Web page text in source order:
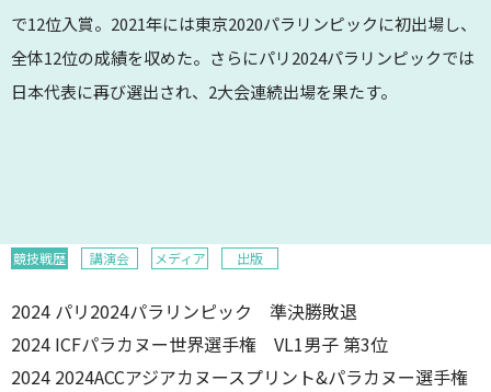
で12位入賞。2021年には東京2020パラリンピックに初出場し、
全体12位の成績を収めた。さらにパリ2024パラリンピックでは
日本代表に再び選出され、2大会連続出場を果たす。
競技戦歴 講演会 メディア 出版
2024 パリ2024パラリンピック 準決勝敗退
2024 ICFパラカヌー世界選手権 VL1男子 第3位
2024 2024ACCアジアカヌースプリント&パラカヌー選手権